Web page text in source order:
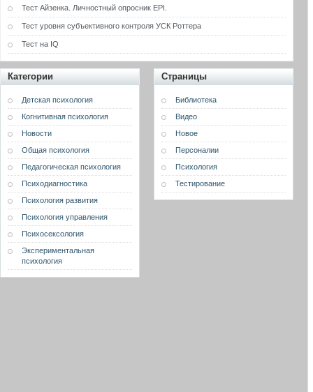
Тест Айзенка. Личностный опросник EPI.
Тест уровня субъективного контроля УСК Роттера
Тест на IQ
Категории
Детская психология
Когнитивная психология
Новости
Общая психология
Педагогическая психология
Психодиагностика
Психология развития
Психология управления
Психосексология
Экспериментальная
психология
Страницы
Библиотека
Видео
Новое
Персоналии
Психология
Тестирование